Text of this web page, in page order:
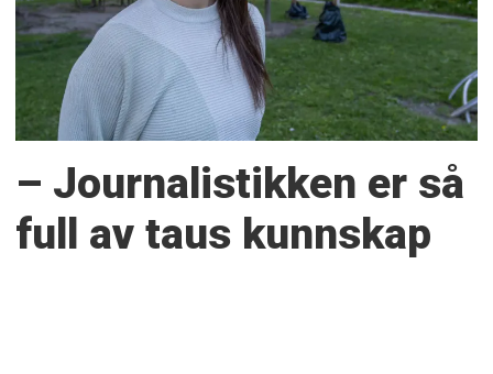
– Journalistikken er så
full av taus kunnskap